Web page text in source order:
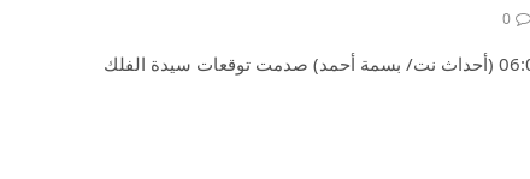
0
السبت ، 06 ابريل 2024 الساعة 06:00 (أحداث نت/ بسمة أحمد) صدمت توقعات سيدة الفلك